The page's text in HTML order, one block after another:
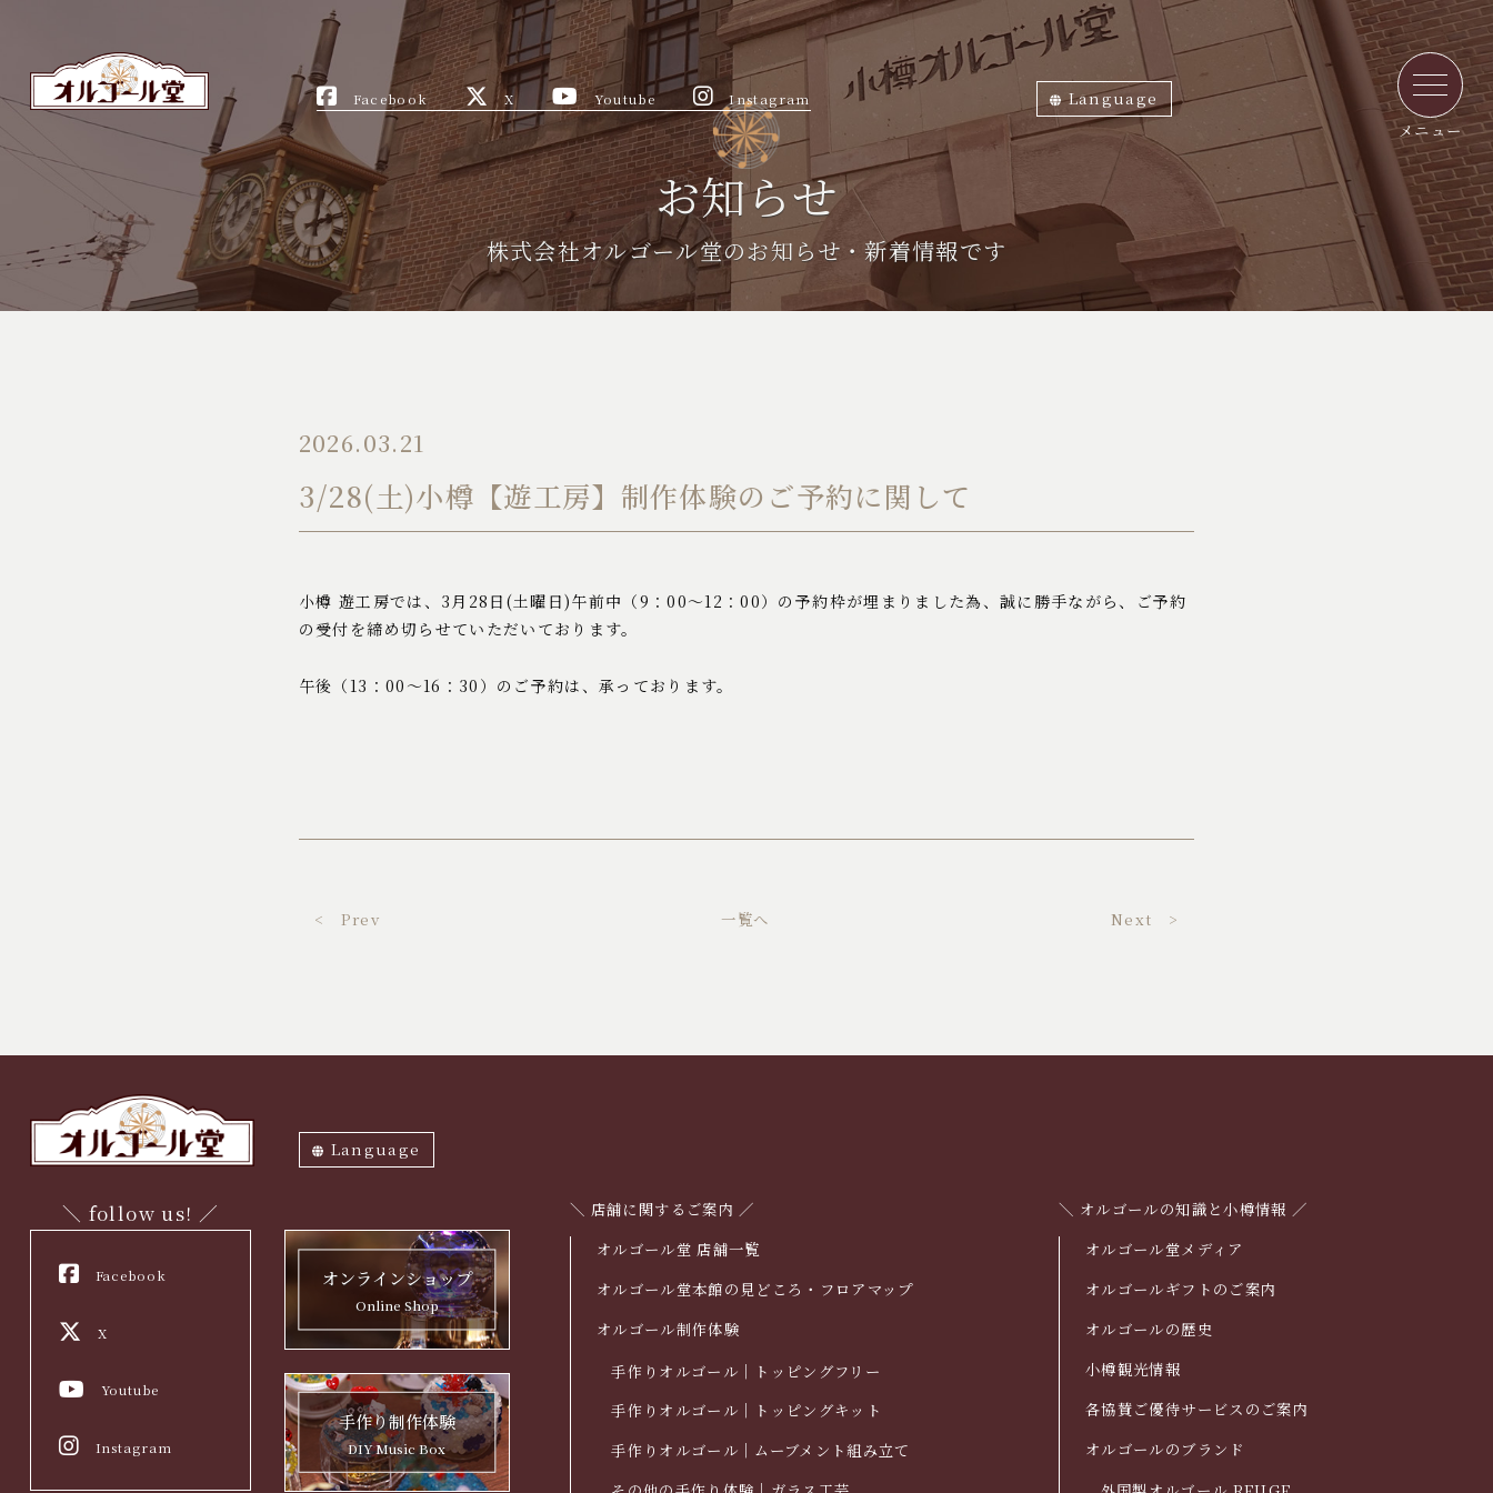
Facebook X Youtube Instagram
Language
English
한국어
中文繁体
中文簡体
ภาษาไทย
日本語 メニュー
お知らせ
株式会社オルゴール堂のお知らせ・新着情報です
2026.03.21
3/28(土)小樽【遊工房】制作体験のご予約に関して
小樽 遊工房では、3月28日(土曜日)午前中（9：00～12：00）の予約枠が埋まりました為、誠に勝手ながら、ご予約
の受付を締め切らせていただいております。
午後（13：00～16：30）のご予約は、承っております。
< Prev 一覧へ Next >
Language
＼ follow us! ／
Facebook
X
Youtube
Instagram
オンラインショップ
Online Shop
手作り制作体験
DIY Music Box
＼ 店舗に関するご案内 ／
オルゴール堂 店舗一覧
オルゴール堂本館の見どころ・フロアマップ
オルゴール制作体験
手作りオルゴール｜トッピングフリー
手作りオルゴール｜トッピングキット
手作りオルゴール｜ムーブメント組み立て
＼ オルゴールの知識と小樽情報 ／
オルゴール堂メディア
オルゴールギフトのご案内
オルゴールの歴史
小樽観光情報
各協賛ご優待サービスのご案内
オルゴールのブランド